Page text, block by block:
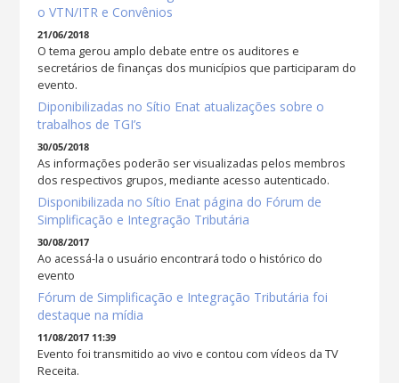
o VTN/ITR e Convênios
21/06/2018
O tema gerou amplo debate entre os auditores e
secretários de finanças dos municípios que participaram do
evento.
Diponibilizadas no Sítio Enat atualizações sobre o
trabalhos de TGI’s
30/05/2018
As informações poderão ser visualizadas pelos membros
dos respectivos grupos, mediante acesso autenticado.
Disponibilizada no Sítio Enat página do Fórum de
Simplificação e Integração Tributária
30/08/2017
Ao acessá-la o usuário encontrará todo o histórico do
evento
Fórum de Simplificação e Integração Tributária foi
destaque na mídia
11/08/2017 11:39
Evento foi transmitido ao vivo e contou com vídeos da TV
Receita.